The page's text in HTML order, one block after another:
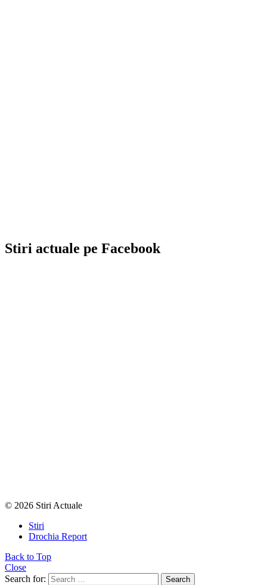
Stiri actuale pe Facebook
© 2026 Stiri Actuale
Stiri
Drochia Report
Back to Top
Close
Search for:
Search